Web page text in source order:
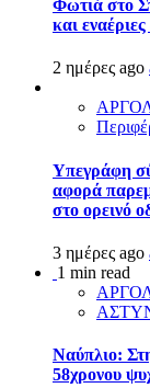
Φωτιά στο
και
2 ημέρες ago
Υπεγράφη
αφορά
στο ορεινό
3 ημέρες ago
1 min read
Ναύπλιο:
58χρονου